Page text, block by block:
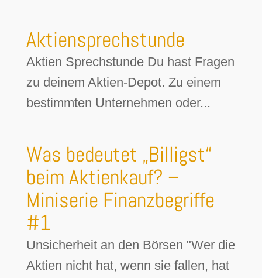
Aktiensprechstunde
Aktien Sprechstunde Du hast Fragen
zu deinem Aktien-Depot. Zu einem
bestimmten Unternehmen oder...
Was bedeutet „Billigst“
beim Aktienkauf? –
Miniserie Finanzbegriffe
#1
Unsicherheit an den Börsen "Wer die
Aktien nicht hat, wenn sie fallen, hat